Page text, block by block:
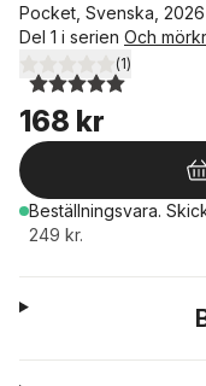
Pocket, Svenska, 2026
Del 1 i serien Och
5,0utav 5 stjärnor.
(1)
168 kr
Beställningsvara.
249 kr.